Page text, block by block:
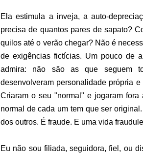
Ela estimula a inveja, a auto-
precisa de quantos pares de sapato?
quilos até o verão chegar? Não é
de exigências fictícias. Um pouco de
admira: não são as que seguem
desenvolveram personalidade própria
Criaram o seu "normal" e jogaram fora
normal de cada um tem que ser
dos outros. É fraude. E uma vida
Eu não sou filiada, seguidora, fiel, ou